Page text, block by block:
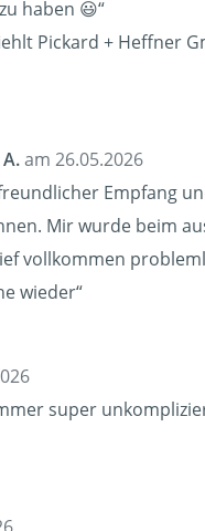
haben 😃“
Pickard + Heffner
am 26.05.2026
Empfang
Mir wurde beim
vollkommen
wieder“
super